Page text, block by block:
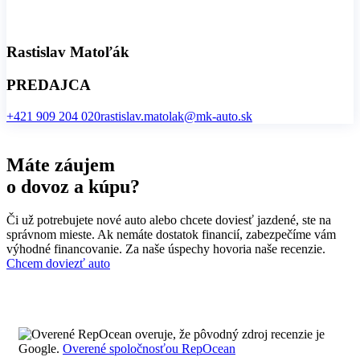
Rastislav Matoľák
PREDAJCA
+421 909 204 020rastislav.matolak@mk-auto.sk
Máte záujem
o dovoz a kúpu?
Či už potrebujete nové auto alebo chcete doviesť jazdené, ste na
správnom mieste. Ak nemáte dostatok financií, zabezpečíme vám
výhodné financovanie. Za naše úspechy hovoria naše recenzie.
Chcem doviezť auto
RepOcean overuje, že pôvodný zdroj recenzie je
Google. Overené spoločnosťou RepOcean